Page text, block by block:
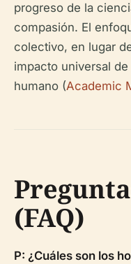
progreso de la
compasión. El
colectivo, en lugar
impacto universal
humano (Academic
(FAQ)
P: ¿Cuáles son los